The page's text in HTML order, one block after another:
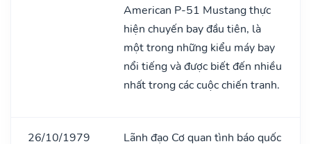
American P-51 Mustang thực
hiện chuyến bay đầu tiên, là
một trong những kiểu máy bay
nổi tiếng và được biết đến nhiều
nhất trong các cuộc chiến tranh.
26/10/1979
Lãnh đạo Cơ quan tình báo quốc